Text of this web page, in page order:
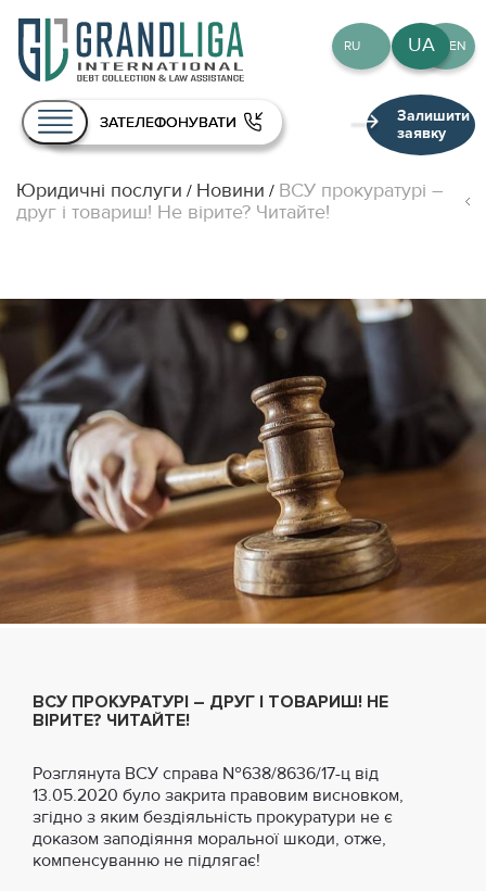
Про нас
Публікації
Контакти
UA EN
UA
RU EN
ЗАТЕЛЕФОНУВАТИ
Залишити
заявку
Юридичні послуги / Новини / ВСУ прокуратурі –
друг і товариш! Не вірите? Читайте!
ВСУ ПРОКУРАТУРІ – ДРУГ І ТОВАРИШ! НЕ
ВІРИТЕ? ЧИТАЙТЕ!
Розглянута ВСУ справа №638/8636/17-ц від
13.05.2020 було закрита правовим висновком,
згідно з яким бездіяльність прокуратури не є
доказом заподіяння моральної шкоди, отже,
компенсуванню не підлягає!